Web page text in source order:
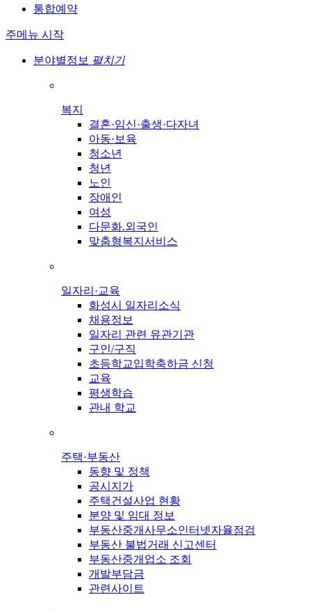
통합예약
주메뉴 시작
분야별정보 펼치기
복지
결혼·임신·출생·다자녀
아동·보육
청소년
청년
노인
장애인
여성
다문화.외국인
맞춤형복지서비스
일자리·교육
화성시 일자리소식
채용정보
일자리 관련 유관기관
구인/구직
초등학교입학축하금 신청
교육
평생학습
관내 학교
주택·부동산
동향 및 정책
공시지가
주택건설사업 현황
분양 및 임대 정보
부동산중개사무소인터넷자율점검
부동산 불법거래 신고센터
부동산중개업소 조회
개발부담금
관련사이트